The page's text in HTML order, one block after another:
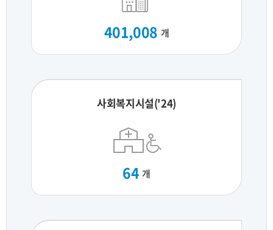
401,008 개
사회복지시설('24)
64 개